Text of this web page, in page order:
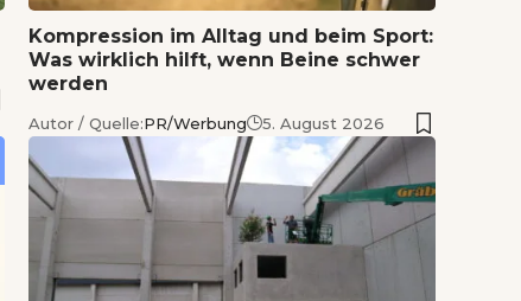
Kompression im Alltag und beim Sport:
Was wirklich hilft, wenn Beine schwer
werden
Autor / Quelle:PR/Werbung
5. August 2026